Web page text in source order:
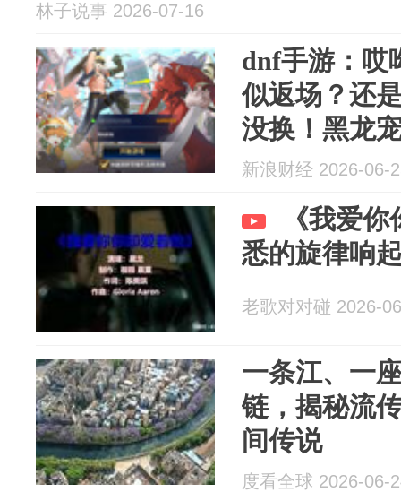
林子说事 2026-07-16
dnf手游：哎
似返场？还
没换！黑龙
跌！
新浪财经 2026-06-
《我爱
悉的旋律响
老歌对对碰 2026-
一条江、一
链，揭秘流
间传说
度看全球 2026-06-